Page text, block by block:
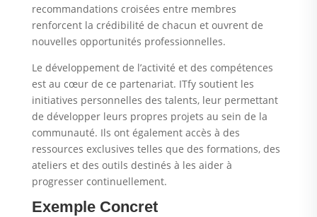
recommandations croisées entre membres
renforcent la crédibilité de chacun et ouvrent de
nouvelles opportunités professionnelles.
Le développement de l’activité et des compétences
est au cœur de ce partenariat. ITfy soutient les
initiatives personnelles des talents, leur permettant
de développer leurs propres projets au sein de la
communauté. Ils ont également accès à des
ressources exclusives telles que des formations, des
ateliers et des outils destinés à les aider à
progresser continuellement.
Exemple Concret